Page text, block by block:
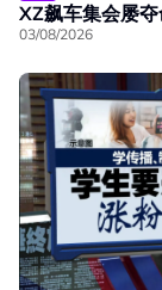
XZ飙车集会屡
03/08/2026